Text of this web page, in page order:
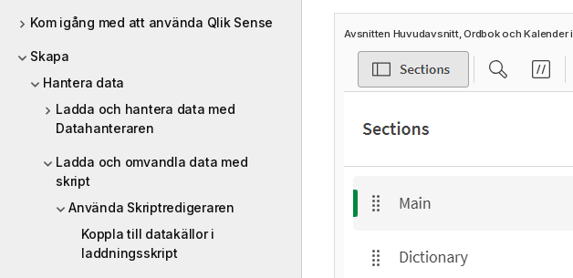
Kom igång med att använda Qlik Sense
Skapa
Hantera data
Ladda och hantera data med
Datahanteraren
Ladda och omvandla data med
skript
Använda Skriptredigeraren
Koppla till datakällor i
laddningsskript
Avsnitten Huvudavsnitt, Ordbok och Kalender i